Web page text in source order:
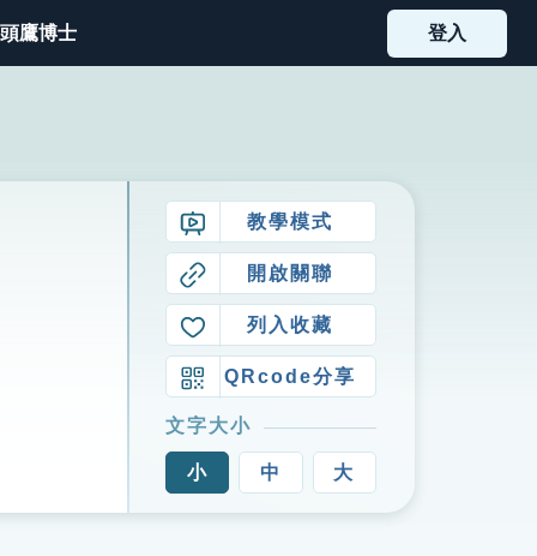
鷹博士 登入
教學模式
開啟關聯
列入收藏
QRcode分享
文字大小
小 中 大